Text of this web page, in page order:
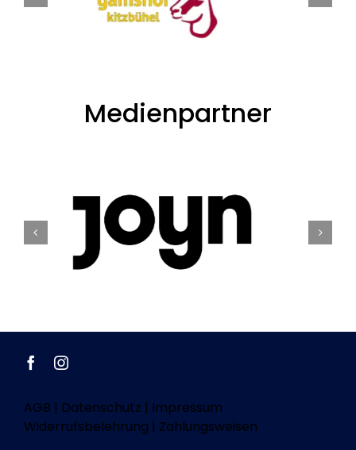
Medienpartner
AGB | Datenschutz | Impressum
Widerrufsbelehrung | Zahlungsweisen